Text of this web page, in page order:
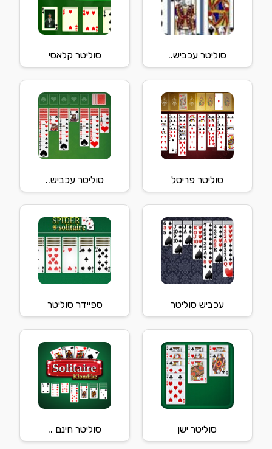
סוליטר עכביש.. סוליטר קלאסי
סוליטר פריסל סוליטר עכביש..
עכביש סוליטר ספיידר סוליטר
סוליטר ישן סוליטר חינם ..